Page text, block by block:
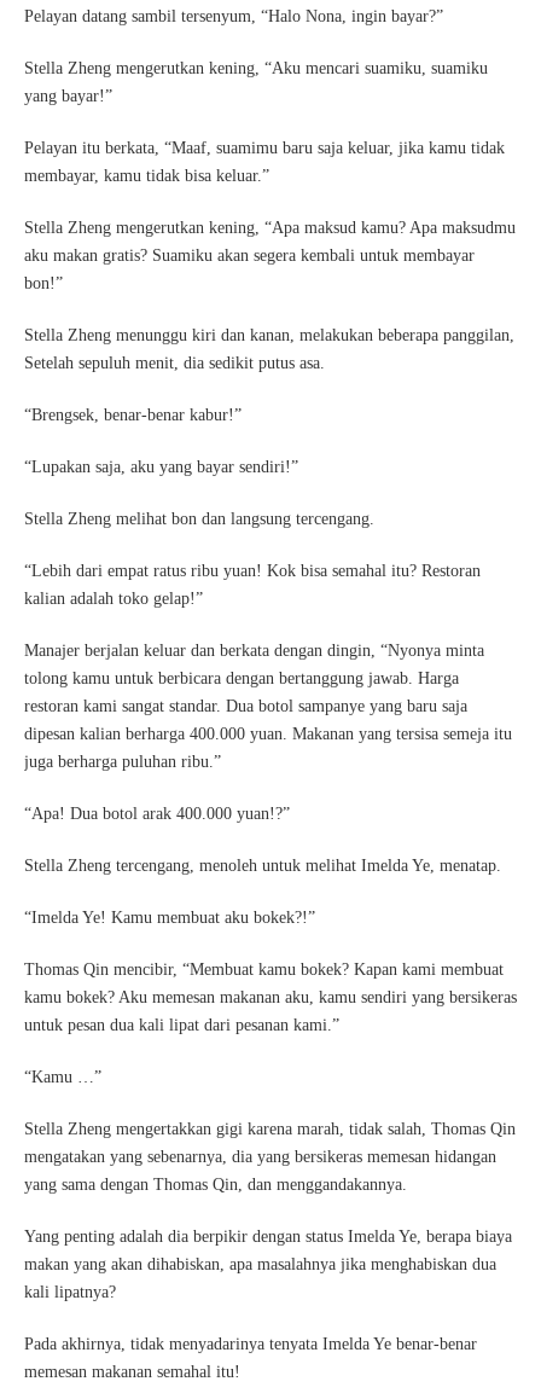
Pelayan datang sambil tersenyum, “Halo Nona, ingin bayar?”
Stella Zheng mengerutkan kening, “Aku mencari suamiku, suamiku
yang bayar!”
Pelayan itu berkata, “Maaf, suamimu baru saja keluar, jika kamu tidak
membayar, kamu tidak bisa keluar.”
Stella Zheng mengerutkan kening, “Apa maksud kamu? Apa maksudmu
aku makan gratis? Suamiku akan segera kembali untuk membayar
bon!”
Stella Zheng menunggu kiri dan kanan, melakukan beberapa panggilan,
Setelah sepuluh menit, dia sedikit putus asa.
“Brengsek, benar-benar kabur!”
“Lupakan saja, aku yang bayar sendiri!”
Stella Zheng melihat bon dan langsung tercengang.
“Lebih dari empat ratus ribu yuan! Kok bisa semahal itu? Restoran
kalian adalah toko gelap!”
Manajer berjalan keluar dan berkata dengan dingin, “Nyonya minta
tolong kamu untuk berbicara dengan bertanggung jawab. Harga
restoran kami sangat standar. Dua botol sampanye yang baru saja
dipesan kalian berharga 400.000 yuan. Makanan yang tersisa semeja itu
juga berharga puluhan ribu.”
“Apa! Dua botol arak 400.000 yuan!?”
Stella Zheng tercengang, menoleh untuk melihat Imelda Ye, menatap.
“Imelda Ye! Kamu membuat aku bokek?!”
Thomas Qin mencibir, “Membuat kamu bokek? Kapan kami membuat
kamu bokek? Aku memesan makanan aku, kamu sendiri yang bersikeras
untuk pesan dua kali lipat dari pesanan kami.”
“Kamu …”
Stella Zheng mengertakkan gigi karena marah, tidak salah, Thomas Qin
mengatakan yang sebenarnya, dia yang bersikeras memesan hidangan
yang sama dengan Thomas Qin, dan menggandakannya.
Yang penting adalah dia berpikir dengan status Imelda Ye, berapa biaya
makan yang akan dihabiskan, apa masalahnya jika menghabiskan dua
kali lipatnya?
Pada akhirnya, tidak menyadarinya tenyata Imelda Ye benar-benar
memesan makanan semahal itu!